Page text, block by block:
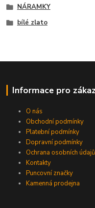
NÁRAMKY
bílé zlato
Informace pro
O nás
Obchodní podmínky
Platební podmínky
Dopravní podmínky
Ochrana osobních údajů
Kontakty
Puncovní značky
Kamenná prodejna